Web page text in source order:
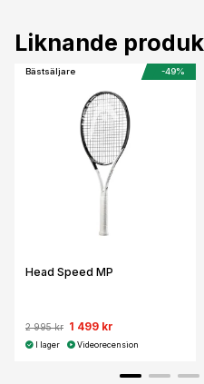
Liknande
Bästsäljare -49%
Head Speed MP
2 995 kr 1 499 kr
I lager Videorecension